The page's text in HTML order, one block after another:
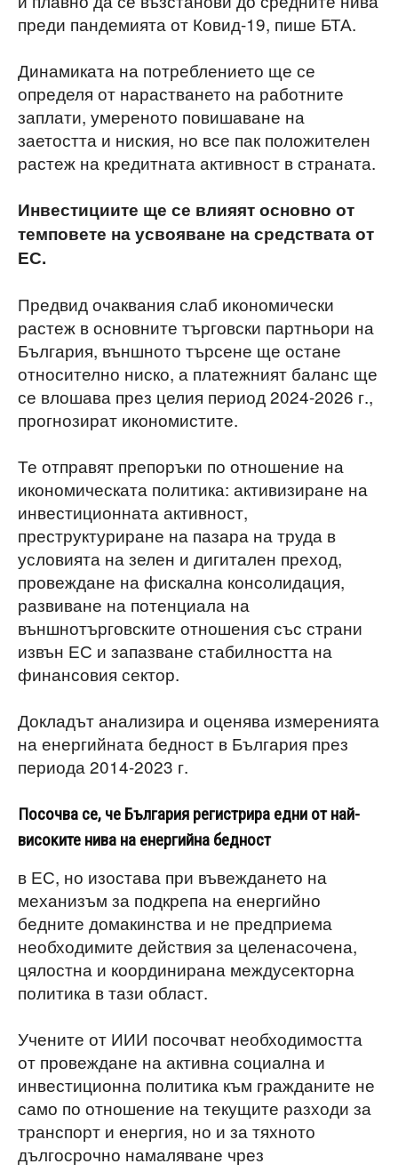
преди пандемията от Ковид-19, пише БТА.
Динамиката на потреблението ще се
определя от нарастването на работните
заплати, умереното повишаване на
заетостта и ниския, но все пак положителен
растеж на кредитната активност в страната.
Инвестициите ще се влияят основно от
темповете на усвояване на средствата от
ЕС.
Предвид очаквания слаб икономически
растеж в основните търговски партньори на
България, външното търсене ще остане
относително ниско, а платежният баланс ще
се влошава през целия период 2024-2026 г.,
прогнозират икономистите.
Те отправят препоръки по отношение на
икономическата политика: активизиране на
инвестиционната активност,
преструктуриране на пазара на труда в
условията на зелен и дигитален преход,
провеждане на фискална консолидация,
развиване на потенциала на
външнотърговските отношения със страни
извън ЕС и запазване стабилността на
финансовия сектор.
Докладът анализира и оценява измеренията
на енергийната бедност в България през
периода 2014-2023 г.
Посочва се, че България регистрира едни от най-
високите нива на енергийна бедност
в ЕС, но изостава при въвеждането на
механизъм за подкрепа на енергийно
бедните домакинства и не предприема
необходимите действия за целенасочена,
цялостна и координирана междусекторна
политика в тази област.
Учените от ИИИ посочват необходимостта
от провеждане на активна социална и
инвестиционна политика към гражданите не
само по отношение на текущите разходи за
транспорт и енергия, но и за тяхното
дългосрочно намаляване чрез